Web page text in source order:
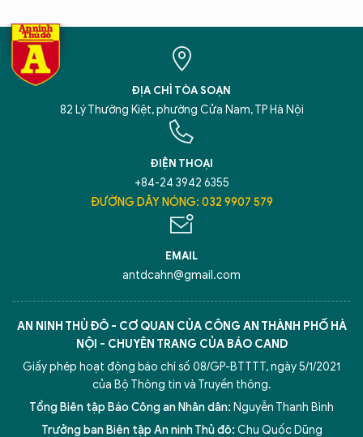
ĐỊA CHỈ TÒA SOẠN
82 Lý Thường Kiệt, phường Cửa Nam, TP Hà Nội
ĐIỆN THOẠI
+84-24 3942 6355
ĐƯỜNG DÂY NÓNG: 032 9907 579
EMAIL
antdcahn@gmail.com
AN NINH THỦ ĐÔ - CƠ QUAN CỦA CÔNG AN THÀNH PHỐ HÀ
NỘI - CHUYÊN TRANG CỦA BÁO CAND
Giấy phép hoạt động báo chí số 08/GP-BTTTT, ngày 5/1/2021
của Bộ Thông tin và Truyền thông.
Tổng Biên tập Báo Công an Nhân dân: Nguyễn Thanh Bình
Trưởng ban Biên tập An ninh Thủ đô: Chu Quốc Dũng